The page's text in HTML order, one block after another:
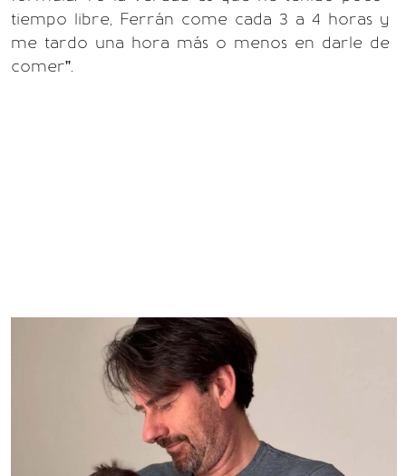
tiempo libre, Ferrán come cada 3 a 4 horas y
me tardo una hora más o menos en darle de
comer”.